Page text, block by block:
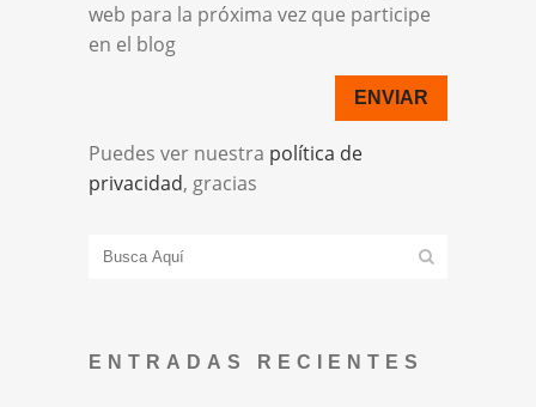
web para la próxima vez que participe
en el blog
Puedes ver nuestra política de
privacidad, gracias
ENTRADAS RECIENTES